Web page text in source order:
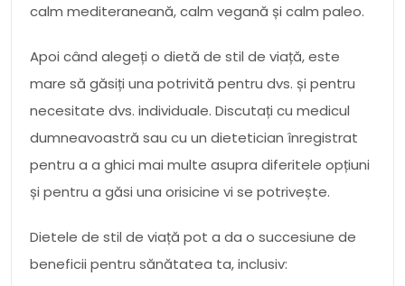
calm mediteraneană, calm vegană și calm paleo.
Apoi când alegeți o dietă de stil de viață, este
mare să găsiți una potrivită pentru dvs. și pentru
necesitate dvs. individuale. Discutați cu medicul
dumneavoastră sau cu un dietetician înregistrat
pentru a a ghici mai multe asupra diferitele opțiuni
și pentru a găsi una orisicine vi se potrivește.
Dietele de stil de viață pot a da o succesiune de
beneficii pentru sănătatea ta, inclusiv: